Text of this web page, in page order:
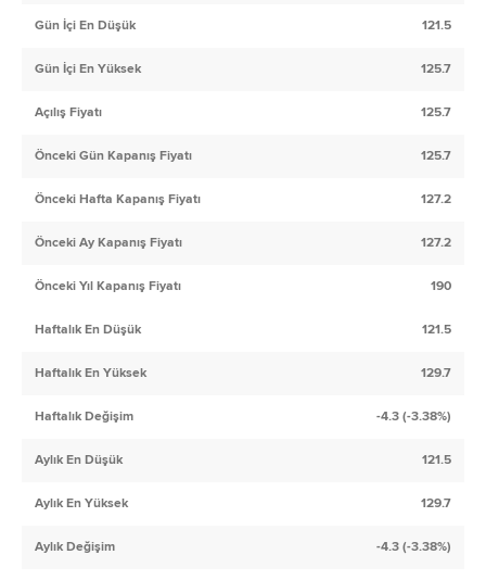
Gün İçi En Düşük 121.5
Gün İçi En Yüksek 125.7
Açılış Fiyatı 125.7
Önceki Gün Kapanış Fiyatı 125.7
Önceki Hafta Kapanış Fiyatı 127.2
Önceki Ay Kapanış Fiyatı 127.2
Önceki Yıl Kapanış Fiyatı 190
Haftalık En Düşük 121.5
Haftalık En Yüksek 129.7
Haftalık Değişim -4.3 (-3.38%)
Aylık En Düşük 121.5
Aylık En Yüksek 129.7
Aylık Değişim -4.3 (-3.38%)